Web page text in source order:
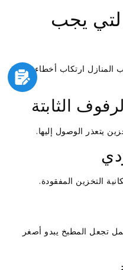
يجب
ارتكاب أخطاء في
الثابتة
يتعذر الوصول إليها.
التخزين المفقودة.
تجعل المطبخ يبدو أصغر